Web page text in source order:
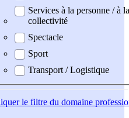
Services à la personne / à la
collectivité
Spectacle
Sport
Transport / Logistique
le filtre du domaine